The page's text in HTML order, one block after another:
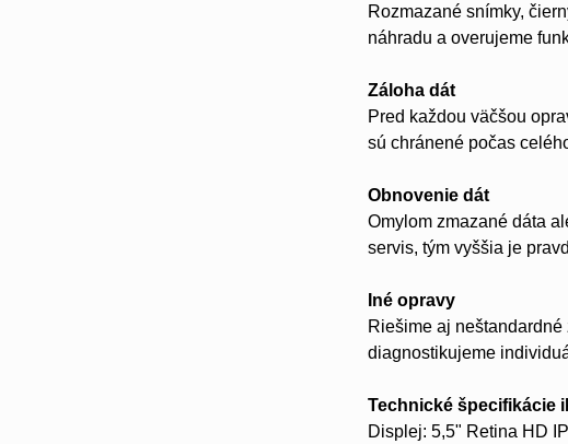
Rozmazané snímky,
náhradu a overujeme
Záloha dát
Pred každou väčšou
sú chránené počas
Obnovenie dát
Omylom zmazané dáta
servis, tým vyššia je
Iné opravy
Riešime aj
diagnostikujeme
Technické špecifikácie
Displej: 5,5" Retina HD